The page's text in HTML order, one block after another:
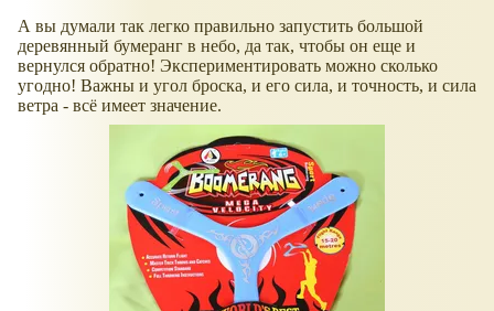
А вы думали так легко правильно запустить большой
деревянный бумеранг в небо, да так, чтобы он еще и
вернулся обратно! Экспериментировать можно сколько
угодно! Важны и угол броска, и его сила, и точность, и сила
ветра - всё имеет значение.